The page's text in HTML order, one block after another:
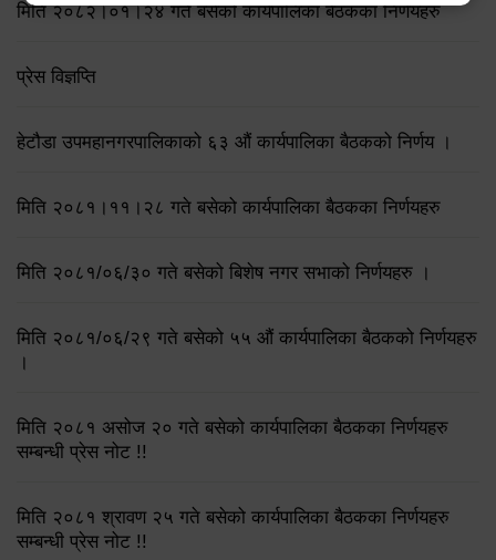
मिति २०८२।०१।२४ गते बसेको कार्यपालिका बैठकका निर्णयहरु
प्रेस विज्ञप्ति
हेटौडा उपमहानगरपालिकाको ६३ औं कार्यपालिका बैठकको निर्णय ।
मिति २०८१।११।२८ गते बसेको कार्यपालिका बैठकका निर्णयहरु
मिति २०८१/०६/३० गते बसेको बिशेष नगर सभाको निर्णयहरु ।
मिति २०८१/०६/२९ गते बसेको ५५ औं कार्यपालिका बैठकको निर्णयहरु
।
मिति २०८१ असोज २० गते बसेको कार्यपालिका बैठकका निर्णयहरु
सम्बन्धी प्रेस नोट !!
मिति २०८१ श्रावण २५ गते बसेको कार्यपालिका बैठकका निर्णयहरु
सम्बन्धी प्रेस नोट !!